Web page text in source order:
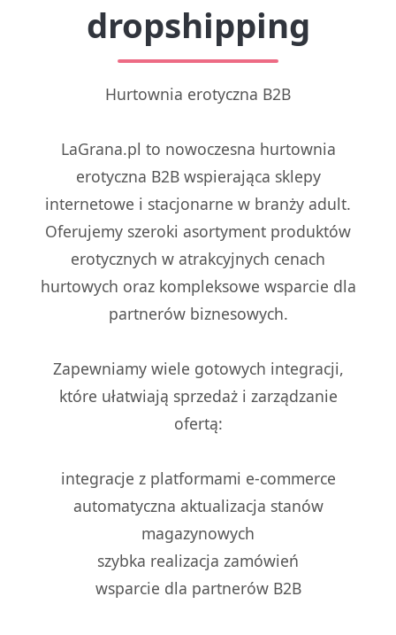
dropshipping
Hurtownia erotyczna B2B
LaGrana.pl to nowoczesna hurtownia
erotyczna B2B wspierająca sklepy
internetowe i stacjonarne w branży adult.
Oferujemy szeroki asortyment produktów
erotycznych w atrakcyjnych cenach
hurtowych oraz kompleksowe wsparcie dla
partnerów biznesowych.
Zapewniamy wiele gotowych integracji,
które ułatwiają sprzedaż i zarządzanie
ofertą:
integracje z platformami e-commerce
automatyczna aktualizacja stanów
magazynowych
szybka realizacja zamówień
wsparcie dla partnerów B2B